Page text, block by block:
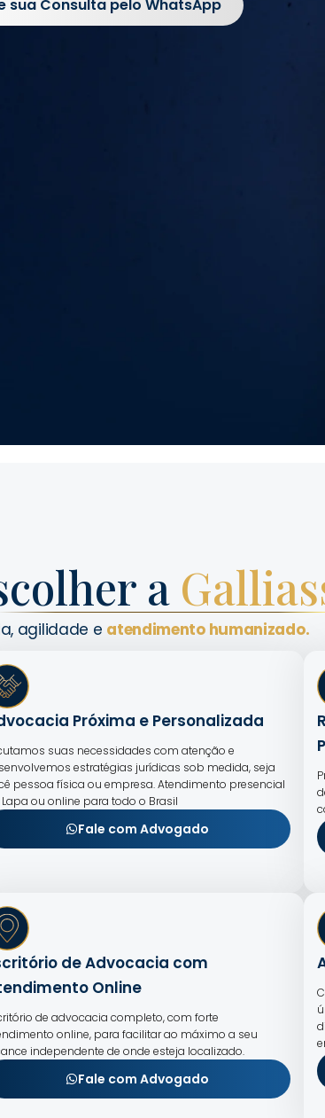
sua Consulta pelo WhatsApp
a
agilidade e atendimento humanizado.
Próxima e Personalizada
suas necessidades com atenção e
estratégias jurídicas sob medida, seja
pessoa física ou empresa. Atendimento presencial
ou online para todo o Brasil
Fale com Advogado
de Advocacia com
Online
de advocacia completo, com forte
online, para facilitar ao máximo a seu
independente de onde esteja localizado.
Fale com Advogado